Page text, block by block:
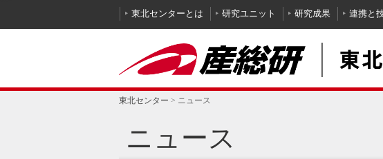
東北センターとは 研究ユニット 研究成果 連携と
東北センター > ニュース
ニュース